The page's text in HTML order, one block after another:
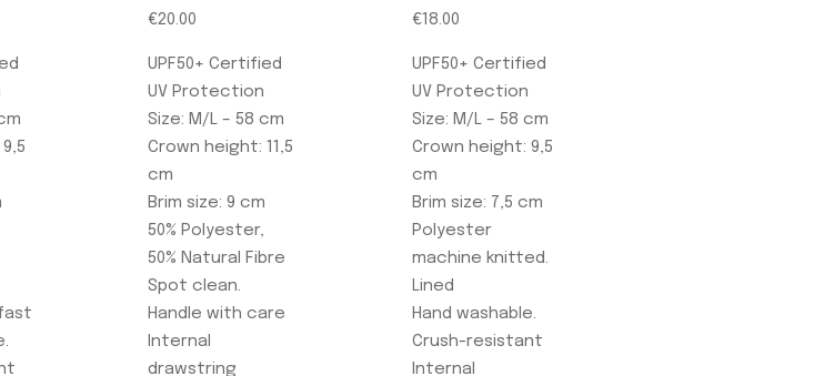
en
producto
€20.00
UPF50+ Certified
UV Protection
Size: M/L – 58 cm
Crown height: 11,5
cm
Brim size: 9 cm
50% Polyester,
50% Natural Fibre
Spot clean.
Handle with care
Internal
drawstring
€18.00
UPF50+ Certified
UV Protection
Size: M/L – 58 cm
Crown height: 9,5
cm
Brim size: 7,5 cm
Polyester
machine knitted.
Lined
Hand washable.
Crush-resistant
Internal